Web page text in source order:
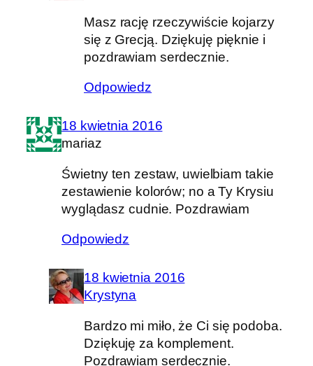
Masz rację rzeczywiście kojarzy
się z Grecją. Dziękuję pięknie i
pozdrawiam serdecznie.
Odpowiedz
18 kwietnia 2016
mariaz
Świetny ten zestaw, uwielbiam takie
zestawienie kolorów; no a Ty Krysiu
wyglądasz cudnie. Pozdrawiam
Odpowiedz
18 kwietnia 2016
Krystyna
Bardzo mi miło, że Ci się podoba.
Dziękuję za komplement.
Pozdrawiam serdecznie.